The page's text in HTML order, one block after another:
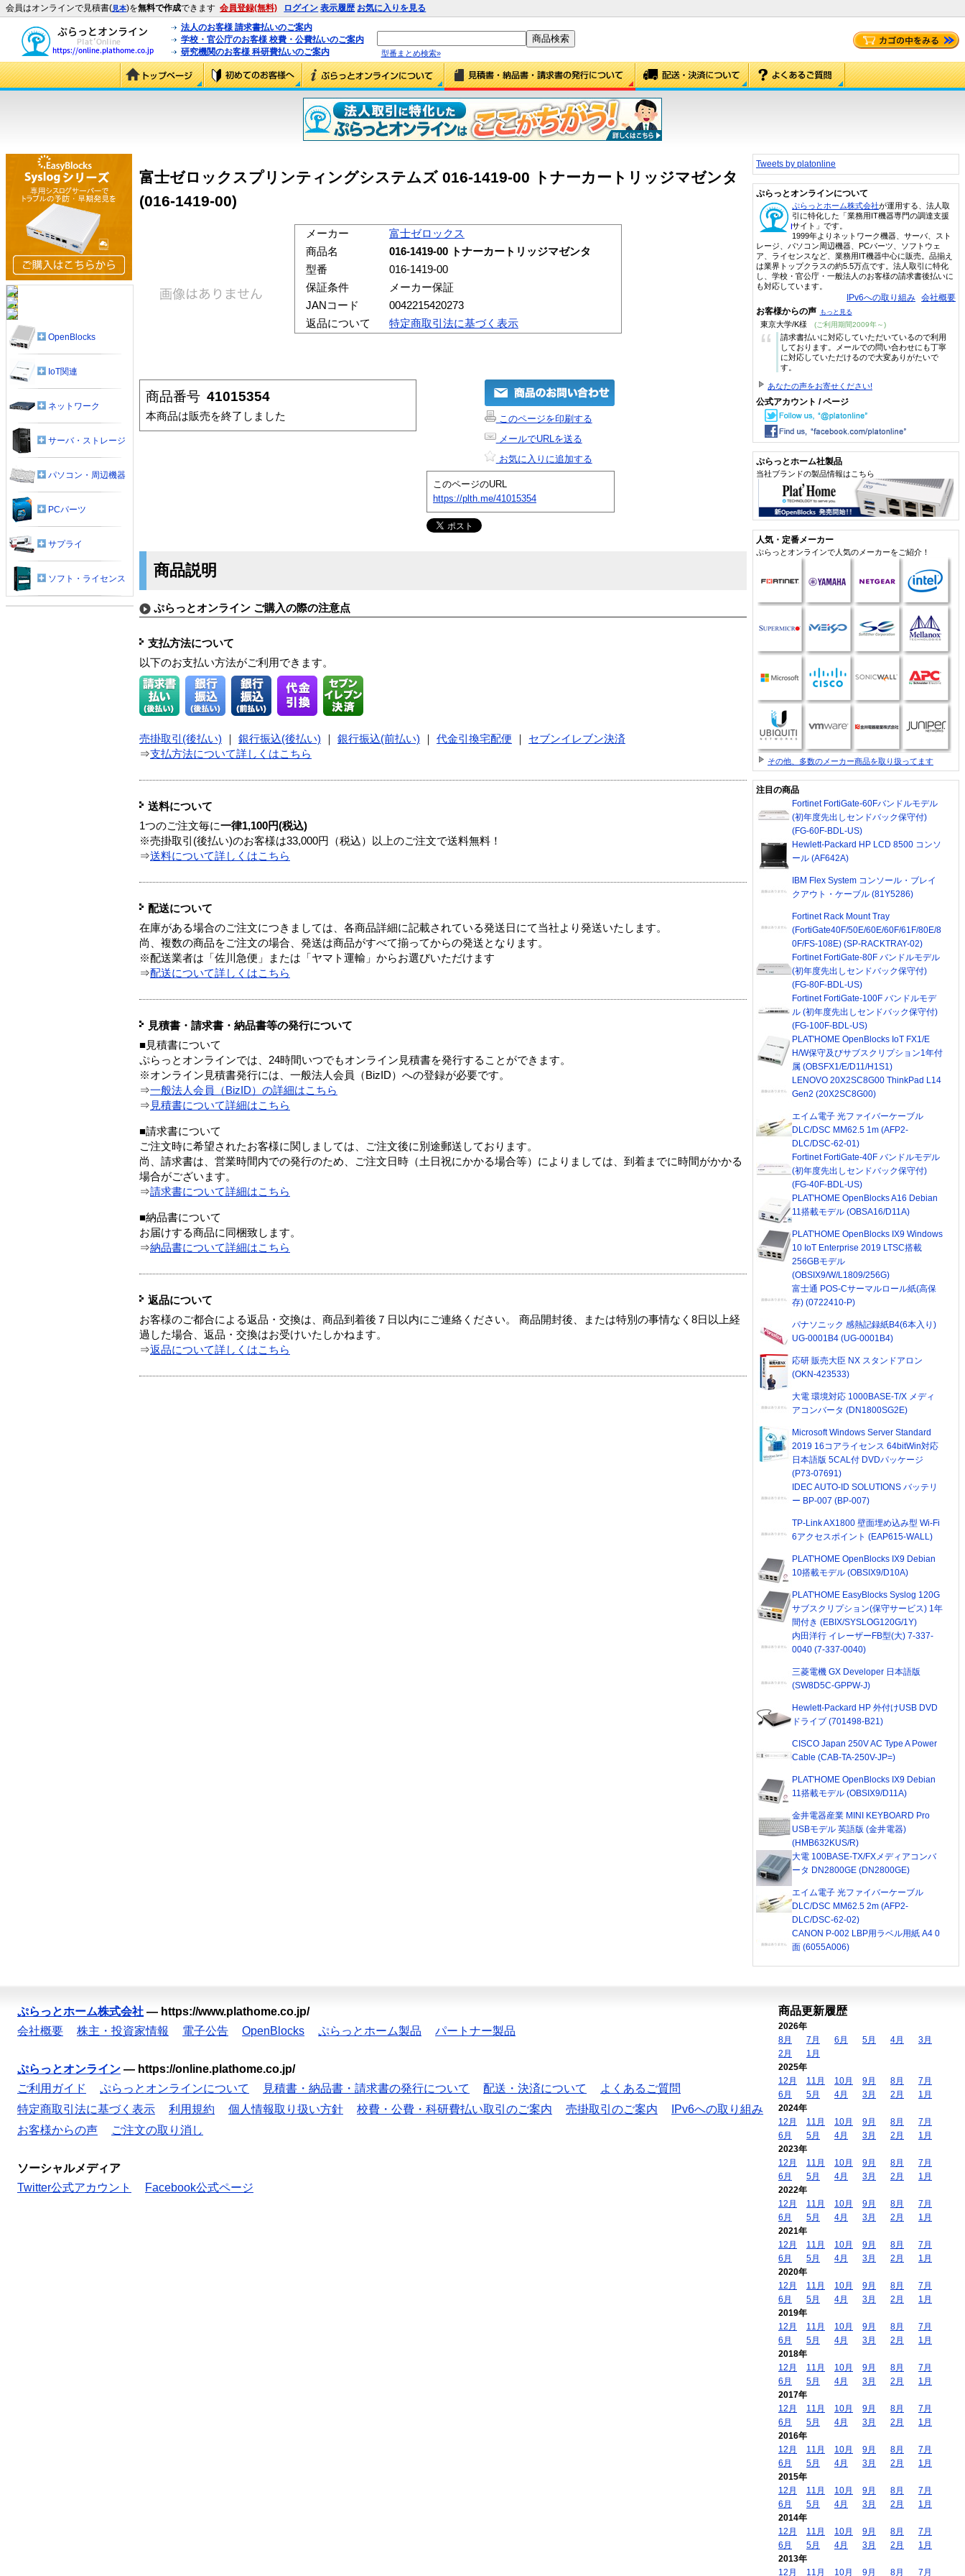
会員はオンラインで見積書(見本)を無料で作成できます 会員登録(無料) ログイン 表示履歴 お気に入りを見る
法人のお客様 請求書払いのご案内
学校・官公庁のお客様 校費・公費払いのご案内
研究機関のお客様 科研費払いのご案内
型番まとめ検索»
富士ゼロックスプリンティングシステムズ 016-1419-00 トナーカートリッジマゼンタ
(016-1419-00)
メーカー
富士ゼロックス
商品名
016-1419-00 トナーカートリッジマゼンタ
型番
016-1419-00
保証条件
メーカー保証
JANコード
0042215420273
返品について
特定商取引法に基づく表示
商品番号 41015354
本商品は販売を終了しました
このページを印刷する
メールでURLを送る
お気に入りに追加する
このページのURL
https://plth.me/41015354
商品説明
ぷらっとオンライン ご購入の際の注意点
支払方法について
以下のお支払い方法がご利用できます。
売掛取引(後払い) 銀行振込(後払い) 銀行振込(前払い) 代金引換宅配便
セブンイレブン決済
⇒支払方法について詳しくはこちら
送料について
1つのご注文毎に一律1,100円(税込)
※売掛取引(後払い)のお客様は33,000円（税込）以上のご注文で送料無料！
⇒送料について詳しくはこちら
配送について
在庫がある場合のご注文につきましては、各商品詳細に記載されている発送日にて当社より発送いたします。
尚、複数の商品をご注文の場合、発送は商品がすべて揃ってからの発送となります。
※配送業者は「佐川急便」または「ヤマト運輸」からお選びいただけます
⇒配送について詳しくはこちら
見積書・請求書・納品書等の発行について
■見積書について
ぷらっとオンラインでは、24時間いつでもオンライン見積書を発行することができます。
※オンライン見積書発行には、一般法人会員（BizID）への登録が必要です。
⇒一般法人会員（BizID）の詳細はこちら
⇒ 見積書について詳細はこちら
■請求書について
ご注文時に希望されたお客様に関しましては、ご注文後に別途郵送しております。
尚、請求書は、営業時間内での発行のため、ご注文日時（土日祝にかかる場合等）によりましては、到着までに時間がかかる
場合がございます。
⇒請求書について詳細はこちら
■納品書について
お届けする商品に同梱致します。
⇒納品書について詳細はこちら
返品について
お客様のご都合による返品・交換は、商品到着後７日以内にご連絡ください。 商品開封後、または特別の事情なく8日以上経
過した場合、返品・交換はお受けいたしかねます。
⇒返品について詳しくはこちら
OpenBlocks
IoT関連
ネットワーク
サーバ・ストレージ
パソコン・周辺機器
PCパーツ
サプライ
ソフト・ライセンス
Tweets by platonline
ぷらっとオンラインについて
ぷらっとホーム株式会社が運用する、法人取
引に特化した「業務用IT機器専門の調達支援
サイト」です。
1999年よりネットワーク機器、サーバ、スト
レージ、パソコン周辺機器、PCパーツ、ソフトウェ
ア、ライセンスなど、業務用IT機器中心に販売。品揃え
は業界トップクラスの約5.5万点です。法人取引に特化
し、学校・官公庁・一般法人のお客様の請求書後払いに
も対応しています。
IPv6への取り組み 会社概要
お客様からの声 もっと見る
東京大学/K様 (ご利用期間2009年～)
“
請求書払いに対応していただいているので利用
しております。メールでの問い合わせにも丁寧
に対応していただけるので大変ありがたいで
す。
あなたの声をお寄せください!
公式アカウント / ページ
ぷらっとホーム社製品
当社ブランドの製品情報はこちら
人気・定番メーカー
ぷらっとオンラインで人気のメーカーをご紹介！
その他、多数のメーカー商品を取り扱ってます
注目の商品
Fortinet FortiGate-60Fバンドルモデル
(初年度先出しセンドバック保守付)
(FG-60F-BDL-US)
Hewlett-Packard HP LCD 8500 コンソ
ール (AF642A)
IBM Flex System コンソール・ブレイ
クアウト・ケーブル (81Y5286)
Fortinet Rack Mount Tray
(FortiGate40F/50E/60E/60F/61F/80E/8
0F/FS-108E) (SP-RACKTRAY-02)
Fortinet FortiGate-80F バンドルモデル
(初年度先出しセンドバック保守付)
(FG-80F-BDL-US)
Fortinet FortiGate-100F バンドルモデ
ル (初年度先出しセンドバック保守付)
(FG-100F-BDL-US)
PLAT'HOME OpenBlocks IoT FX1/E
H/W保守及びサブスクリプション1年付
属 (OBSFX1/E/D11/H1S1)
LENOVO 20X2SC8G00 ThinkPad L14
Gen2 (20X2SC8G00)
エイム電子 光ファイバーケーブル
DLC/DSC MM62.5 1m (AFP2-
DLC/DSC-62-01)
Fortinet FortiGate-40F バンドルモデル
(初年度先出しセンドバック保守付)
(FG-40F-BDL-US)
PLAT'HOME OpenBlocks A16 Debian
11搭載モデル (OBSA16/D11A)
PLAT'HOME OpenBlocks IX9 Windows
10 IoT Enterprise 2019 LTSC搭載
256GBモデル
(OBSIX9/W/L1809/256G)
富士通 POS-Cサーマルロール紙(高保
存) (0722410-P)
パナソニック 感熱記録紙B4(6本入り)
UG-0001B4 (UG-0001B4)
応研 販売大臣 NX スタンドアロン
(OKN-423533)
大電 環境対応 1000BASE-T/X メディ
アコンバータ (DN1800SG2E)
Microsoft Windows Server Standard
2019 16コアライセンス 64bitWin対応
日本語版 5CAL付 DVDパッケージ
(P73-07691)
IDEC AUTO-ID SOLUTIONS バッテリ
ー BP-007 (BP-007)
TP-Link AX1800 壁面埋め込み型 Wi-Fi
6アクセスポイント (EAP615-WALL)
PLAT'HOME OpenBlocks IX9 Debian
10搭載モデル (OBSIX9/D10A)
PLAT'HOME EasyBlocks Syslog 120G
サブスクリプション(保守サービス) 1年
間付き (EBIX/SYSLOG120G/1Y)
内田洋行 イレーザーFB型(大) 7-337-
0040 (7-337-0040)
三菱電機 GX Developer 日本語版
(SW8D5C-GPPW-J)
Hewlett-Packard HP 外付けUSB DVD
ドライブ (701498-B21)
CISCO Japan 250V AC Type A Power
Cable (CAB-TA-250V-JP=)
PLAT'HOME OpenBlocks IX9 Debian
11搭載モデル (OBSIX9/D11A)
金井電器産業 MINI KEYBOARD Pro
USBモデル 英語版 (金井電器)
(HMB632KUS/R)
大電 100BASE-TX/FXメディアコンバ
ータ DN2800GE (DN2800GE)
エイム電子 光ファイバーケーブル
DLC/DSC MM62.5 2m (AFP2-
DLC/DSC-62-02)
CANON P-002 LBP用ラベル用紙 A4 0
面 (6055A006)
ぷらっとホーム株式会社 — https://www.plathome.co.jp/
会社概要
株主・投資家情報 電子公告 OpenBlocks ぷらっとホーム製品 パートナー製品
ぷらっとオンライン — https://online.plathome.co.jp/
ご利用ガイド
ぷらっとオンラインについて 見積書・納品書・請求書の発行について 配送・決済について
よくあるご質問
特定商取引法に基づく表示
利用規約 個人情報取り扱い方針 校費・公費・科研費払い取引のご案内 売掛取引のご案内
IPv6への取り組み
お客様からの声
ご注文の取り消し
ソーシャルメディア
Twitter公式アカウント
Facebook公式ページ
商品更新履歴
2026年
8月
7月 6月 5月 4月
3月
2月
1月
2025年
12月
11月 10月 9月 8月
7月
6月
5月 4月 3月 2月
1月
2024年
12月
11月 10月 9月 8月
7月
6月
5月 4月 3月 2月
1月
2023年
12月
11月 10月 9月 8月
7月
6月
5月 4月 3月 2月
1月
2022年
12月
11月 10月 9月 8月
7月
6月
5月 4月 3月 2月
1月
2021年
12月
11月 10月 9月 8月
7月
6月
5月 4月 3月 2月
1月
2020年
12月
11月 10月 9月 8月
7月
6月
5月 4月 3月 2月
1月
2019年
12月
11月 10月 9月 8月
7月
6月
5月 4月 3月 2月
1月
2018年
12月
11月 10月 9月 8月
7月
6月
5月 4月 3月 2月
1月
2017年
12月
11月 10月 9月 8月
7月
6月
5月 4月 3月 2月
1月
2016年
12月
11月 10月 9月 8月
7月
6月
5月 4月 3月 2月
1月
2015年
12月
11月 10月 9月 8月
7月
6月
5月 4月 3月 2月
1月
2014年
12月
11月 10月 9月 8月
7月
6月
5月 4月 3月 2月
1月
2013年
12月
11月 10月 9月 8月 7月